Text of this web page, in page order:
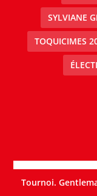
SYLVIANE
TOQUICIMES
Tournoi.